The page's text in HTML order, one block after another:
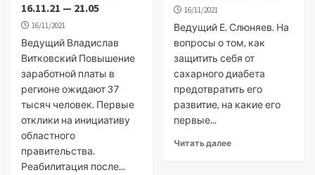
16.11.21 — 21.05
16/11/2021
Ведущий Владислав
Витковский Повышение
заработной платы в
регионе ожидают 37
тысяч человек. Первые
отклики на инициативу
областного
правительства.
Реабилитация после...
16/11/2021
Ведущий Е. Слюняев. На
вопросы о том, как
защитить себя от
сахарного диабета
предотвратить его
развитие, на какие его
первые...
Читать далее